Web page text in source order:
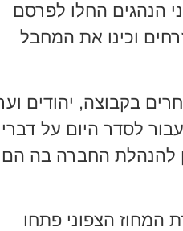
הנהגים החלו לפרסם
וכינו את המחבל
בקבוצה, יהודים
לסדר היום על דברי
להנהלת החברה בה הם
הצפוני פתחו